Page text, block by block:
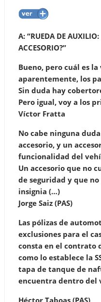
A: “RUEDA DE AUXILIO:
ACCESORIO?”
Bueno, pero cuál es
aparentemente, los
Sin duda hay
Pero igual, voy a los
Víctor Fratta
No cabe ninguna
accesorio, y un
funcionalidad del
Un accesorio que no
de seguridad y que
insignia (…)
Jorge Saiz (PAS)
Las pólizas de
exclusiones para el
consta en el contrato
como lo establece la
tapa de tanque de
encuentra dentro del